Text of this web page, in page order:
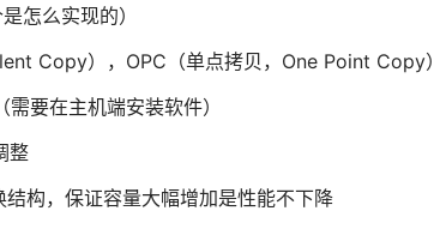
怎么实现的）
Copy），OPC（单点拷贝，One Point Copy）
要在主机端安装软件）
整
构，保证容量大幅增加是性能不下降